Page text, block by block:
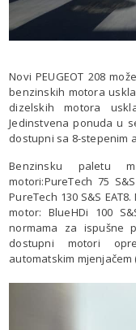
Novi PEUGEOT 208
benzinskih motora
dizelskih motora
Jedinstvena ponuda u
dostupni sa 8-stepenim
Benzinsku paletu
motori:PureTech 75
PureTech 130 S&S
motor: BlueHDi 100
normama za ispušne
dostupni motori
automatskim mjenjačem